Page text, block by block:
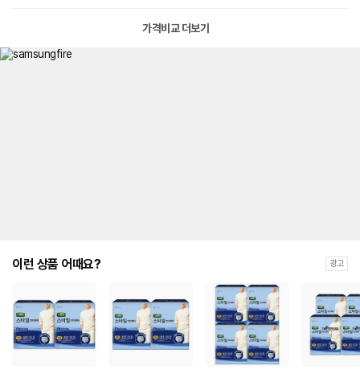
가격비교 더보기
이런 상품 어때요? 광고